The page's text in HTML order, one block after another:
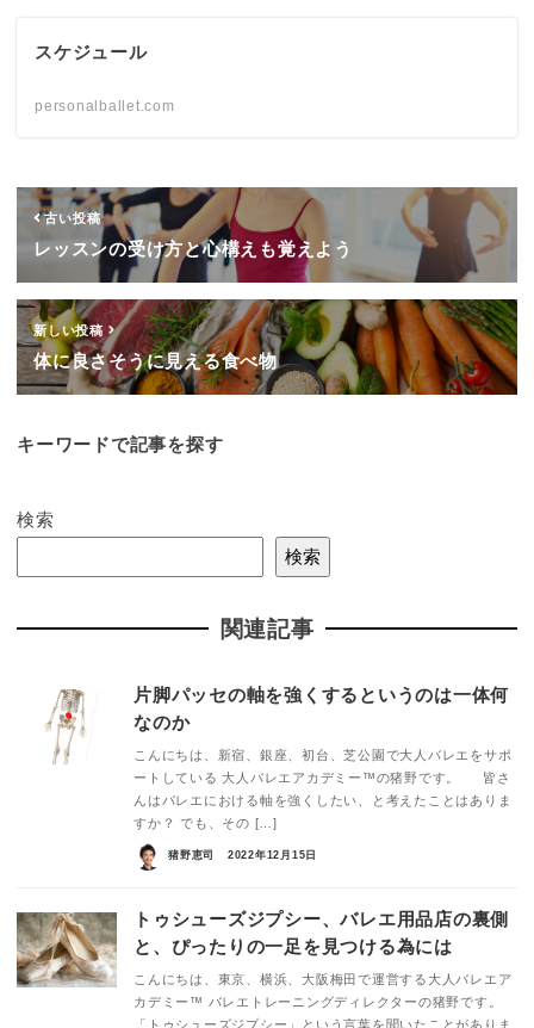
スケジュール
personalballet.com
古い投稿
レッスンの受け方と心構えも覚えよう
新しい投稿
体に良さそうに見える食べ物
キーワードで記事を探す
検索
検索
関連記事
片脚パッセの軸を強くするというのは一体何
なのか
こんにちは、新宿、銀座、初台、芝公園で大人バレエをサポ
ートしている 大人バレエアカデミー™の猪野です。 皆さ
んはバレエにおける軸を強くしたい、と考えたことはありま
すか？ でも、その […]
猪野恵司 2022年12月15日
トゥシューズジプシー、バレエ用品店の裏側
と、ぴったりの一足を見つける為には
こんにちは、東京、横浜、大阪梅田で運営する大人バレエア
カデミー™ バレエトレーニングディレクターの猪野です。
「トゥシューズジプシー」という言葉を聞いたことがありま